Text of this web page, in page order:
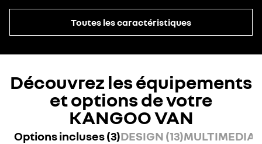
Toutes les caractéristiques
Découvrez les équipements
et options de votre
KANGOO VAN
Options incluses (3)DESIGN (13)MULTIMEDIA